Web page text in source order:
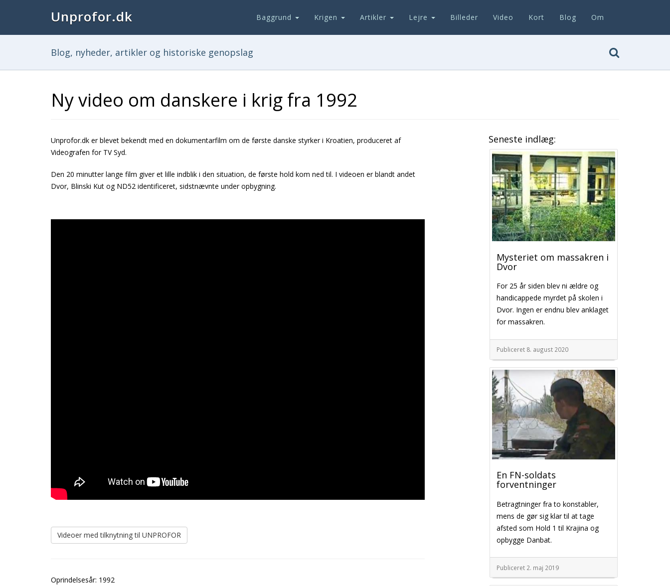
Unprofor.dk Baggrund Krigen Artikler Lejre Billeder Video Kort Blog Om
Blog, nyheder, artikler og historiske genopslag
Ny video om danskere i krig fra 1992
Unprofor.dk er blevet bekendt med en dokumentarfilm om de første danske styrker i Kroatien, produceret af
Videografen for TV Syd.
Den 20 minutter lange film giver et lille indblik i den situation, de første hold kom ned til. I videoen er blandt andet
Dvor, Blinski Kut og ND52 identificeret, sidstnævnte under opbygning.
Videoer med tilknytning til UNPROFOR
Oprindelsesår: 1992
Seneste indlæg:
Mysteriet om massakren i
Dvor
For 25 år siden blev ni ældre og
handicappede myrdet på skolen i
Dvor. Ingen er endnu blev anklaget
for massakren.
Publiceret 8. august 2020
En FN-soldats
forventninger
Betragtninger fra to konstabler,
mens de gør sig klar til at tage
afsted som Hold 1 til Krajina og
opbygge Danbat.
Publiceret 2. maj 2019